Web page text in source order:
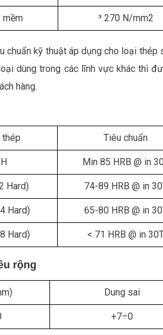
mềm ³ 270 N/mm2
chuẩn kỹ thuật áp dụng cho loại thép
dùng trong các lĩnh vực khác thì
hàng.
thép Tiêu chuẩn
Min 85 HRB @ in
Hard) 74-89 HRB @ in
Hard) 65-80 HRB @ in
Hard) < 71 HRB @ in
rộng
Dung sai
+7÷0